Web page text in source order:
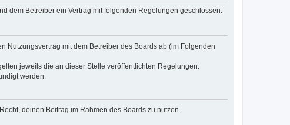
dem Betreiber ein Vertrag mit folgenden Regelungen geschlossen:
Nutzungsvertrag mit dem Betreiber des Boards ab (im Folgenden
jeweils die an dieser Stelle veröffentlichten Regelungen.
werden.
deinen Beitrag im Rahmen des Boards zu nutzen.